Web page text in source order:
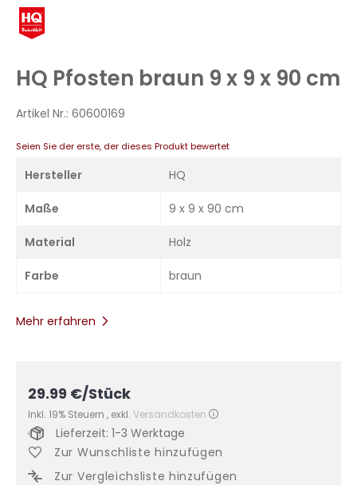
Zum
Anfang
springen
HQ Pfosten braun 9 x 9 x 90 cm
Artikel Nr.: 60600169
Seien Sie der erste, der dieses Produkt bewertet
Hersteller HQ
Maße 9 x 9 x 90 cm
Material Holz
Farbe braun
Mehr erfahren
29.99 €/Stück
Inkl. 19% Steuern , exkl. Versandkosten
Lieferzeit: 1-3 Werktage
Zur Wunschliste hinzufügen
Zur Vergleichsliste hinzufügen